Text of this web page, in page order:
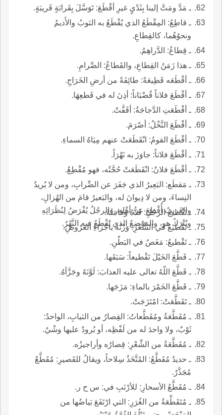
ـ مَدَّ ومَتَّ إلينا بِثَدْيٍ غيرِ أقْطَعَ: تَوَسَّلَ بِقَرابَةٍ قَريبَةٍ.
ـ قاطِعُ: المِقْطَعُ الذي يُقْطَعُ به الثوبُ والأَديمُ
ونحوُهُما، كالقِطاعِ.
ـ قِطاعُ: الدَّراهِمُ.
ـ هذا زَمَنُ القِطاعِ، والقَطاعُ: الصِّرامِ.
ـ أقْطَعَه قَطِيعَةً: طائِفَةً من أرضِ الخَرَاجِ.
ـ أقْطَعَ فلاناً قُضْبَاناً: أذِنَ له في قَطعِهَا.
ـ أقْطَعَتِ الدَّجاجَةُ: أقَفَّتْ.
ـ أقْطَعَ النَّخْلُ: أصْرَمَ.
ـ أقْطَعَ القومُ: انْقَطَعَتْ عنهم مِيَاهُ السماءِ.
ـ أقْطَعَ فلاناً: جاوَزَ به نَهْرَاً.
ـ أقْطَعَ فلانٌ: انْقَطَعَتْ حُجَّتُه، فهو مُقْطِعٌ.
ـ مَقطَع: البَعِيرُ الذي جَفَرَ عن الضِّرابِ، ومن لا يُريدُ
النِساءَ، ومن لا دِيوانَ له، والبَعيرُ قامَ من الهُزالِ،
والغَريبُ أُقْطِعَ عن أهْلِهِ، والرجُلُ يُفْرَضُ لِنُظَرَائِهِ
ويُتْرَكُ هو، والمَوْضِعُ الذي يُقْطَعُ فيه النَّهْرُ.
ـ تَقْطيعُ الرجُلِ: قَدُّهُ وقامَتُهُ.
ـ تَقْطيعُ في الشِّعْرِ: وَزْنُهُ بأجْزاءِ العَرُوضِ.
ـ تَقْطيعُ: مَغَصٌ في البَطْنِ.
ـ قَطَّعَ الخَيْلَ تَقْطيعاً: سَبَقَها.
ـ قَطَّعَ اللّهُ تعالى عليه العذابَ: لَوَّنَهُ وجَزَّأهُ.
ـ قَطَّعَ الخَمْرَ بالماءِ: مَزَجَها.
ـ تَقَطَّعَتْ: امْتَزَجَتْ.
ـ مُقَطَّعَةُ ومُقَطَّعاتُ: القِصارُ من الثيابِ، الواحدُ:
ثَوْبٌ، ولا واحدَ له من لَفْظِه، أو بُرودٌ عليها وشْيٌ.
ـ مُقَطَّعَةُ من الشِّعْرِ: قِصارُه وأراجيزُه.
ـ حديدُ مُقَطَّعُ: المُتَّخَذُ سِلاحاً، ويقالُ للقَصيرِ: مُقَطَّعٌ
مُجَذَّرٌ.
ـ مُقَطَّعُ الأسحارِ: للأرْنَبِ في: س ح ر.
ـ مُتَقَطِّعَةُ من الغُرَرِ: التي ارْتَفَعَ بَياضُها من